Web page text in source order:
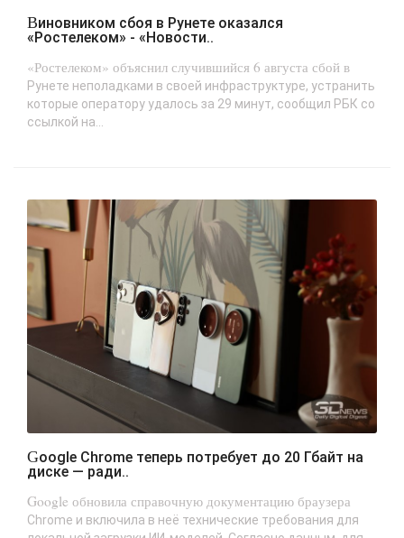
Виновником сбоя в Рунете оказался
«Ростелеком» - «Новости..
«Ростелеком» объяснил случившийся 6 августа сбой в
Рунете неполадками в своей инфраструктуре, устранить
которые оператору удалось за 29 минут, сообщил РБК со
ссылкой на...
Google Chrome теперь потребует до 20 Гбайт на
диске — ради..
Google обновила справочную документацию браузера
Chrome и включила в неё технические требования для